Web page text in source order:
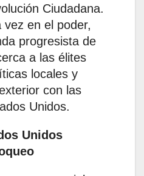
Ciudadana.
vez en el poder,
progresista de
a las élites
locales y
con las
Unidos.
Unidos